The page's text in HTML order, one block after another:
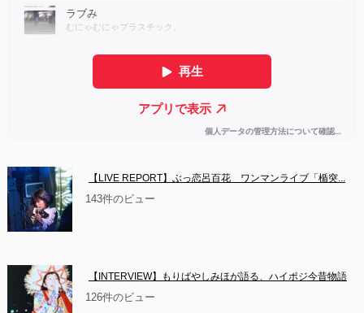
【LIVE REPORT】ぶっ恋呂百花　ワンマンライブ「楯突...
143件のビュー
【INTERVIEW】もりばやしみほが語る、ハイポジ今昔物語
126件のビュー